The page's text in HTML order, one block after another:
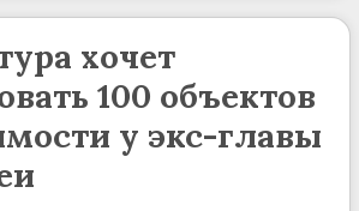
хочет
100 объектов
у экс-главы